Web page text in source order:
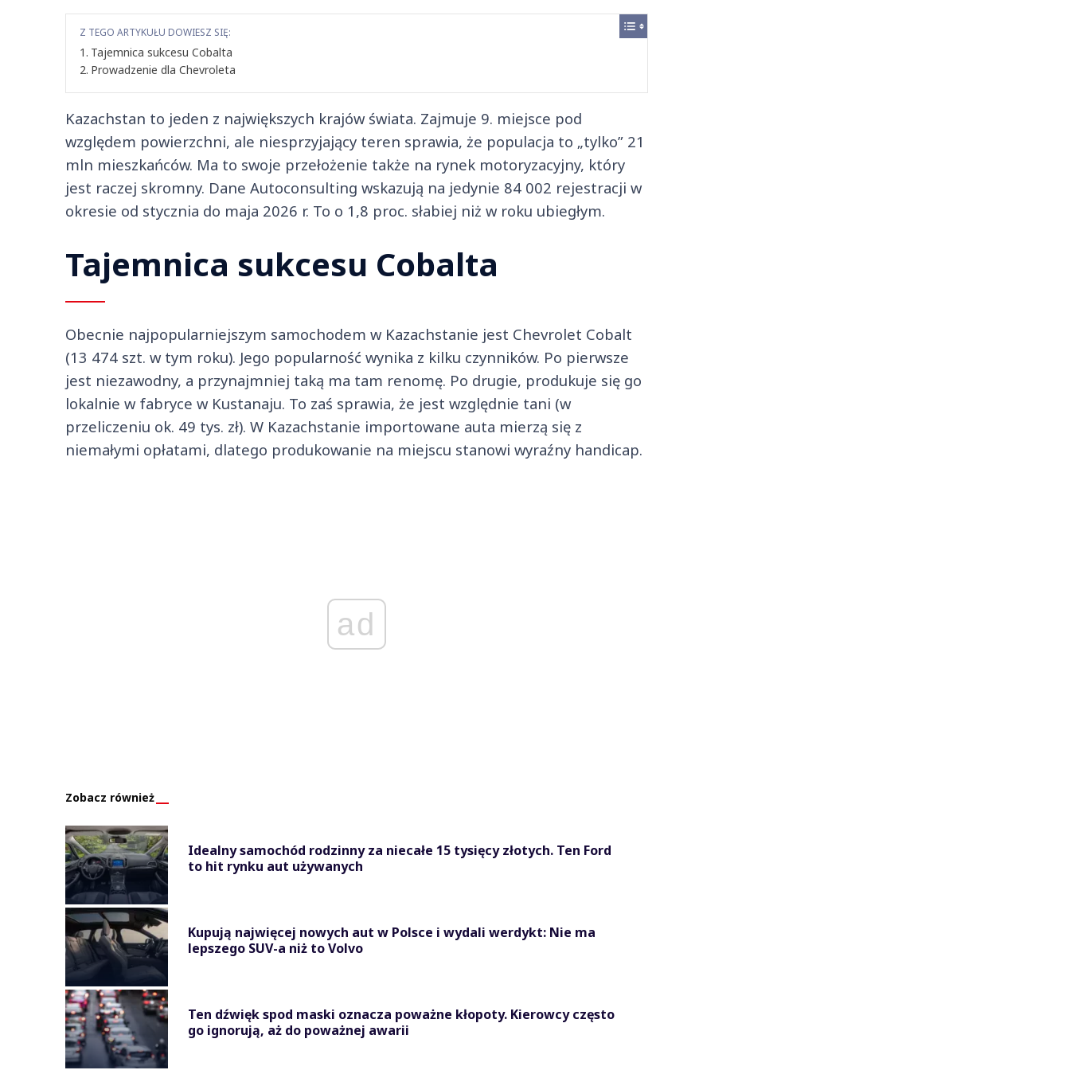
Z TEGO ARTYKUŁU DOWIESZ SIĘ:
Tajemnica sukcesu Cobalta
Prowadzenie dla Chevroleta
Kazachstan to jeden z największych krajów świata. Zajmuje 9. miejsce pod
względem powierzchni, ale niesprzyjający teren sprawia, że populacja to „tylko” 21
mln mieszkańców. Ma to swoje przełożenie także na rynek motoryzacyjny, który
jest raczej skromny. Dane Autoconsulting wskazują na jedynie 84 002 rejestracji w
okresie od stycznia do maja 2026 r. To o 1,8 proc. słabiej niż w roku ubiegłym.
Tajemnica sukcesu Cobalta
Obecnie najpopularniejszym samochodem w Kazachstanie jest Chevrolet Cobalt
(13 474 szt. w tym roku). Jego popularność wynika z kilku czynników. Po pierwsze
jest niezawodny, a przynajmniej taką ma tam renomę. Po drugie, produkuje się go
lokalnie w fabryce w Kustanaju. To zaś sprawia, że jest względnie tani (w
przeliczeniu ok. 49 tys. zł). W Kazachstanie importowane auta mierzą się z
niemałymi opłatami, dlatego produkowanie na miejscu stanowi wyraźny handicap.
ad
Zobacz również
Idealny samochód rodzinny za niecałe 15 tysięcy złotych. Ten Ford
to hit rynku aut używanych
Kupują najwięcej nowych aut w Polsce i wydali werdykt: Nie ma
lepszego SUV-a niż to Volvo
Ten dźwięk spod maski oznacza poważne kłopoty. Kierowcy często
go ignorują, aż do poważnej awarii